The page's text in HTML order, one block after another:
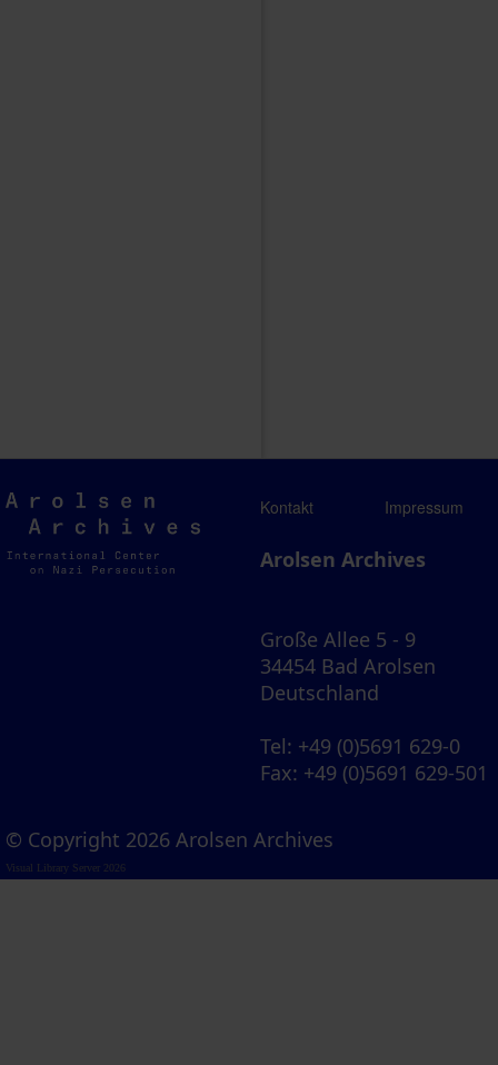
Arolsen
Archives
Kontakt Impressum
Arolsen Archives
Große Allee 5 - 9
34454 Bad Arolsen
Deutschland
Tel: +49 (0)5691 629-0
Fax: +49 (0)5691 629-501
© Copyright 2026 Arolsen Archives
Visual Library Server 2026